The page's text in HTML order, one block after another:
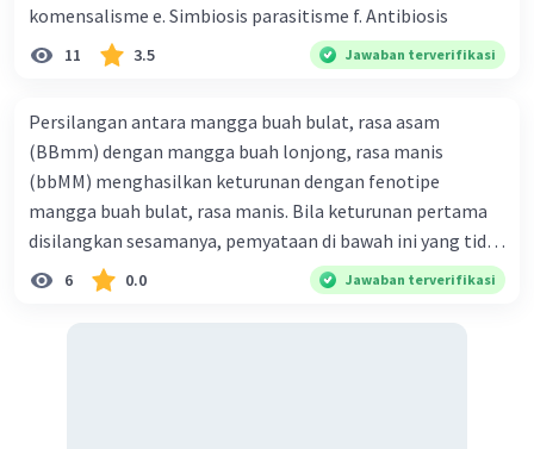
komensalisme e. Simbiosis parasitisme f. Antibiosis
11 3.5 Jawaban terverifikasi
Persilangan antara mangga buah bulat, rasa asam
(BBmm) dengan mangga buah lonjong, rasa manis
(bbMM) menghasilkan keturunan dengan fenotipe
mangga buah bulat, rasa manis. Bila keturunan pertama
disilangkan sesamanya, pemyataan di bawah ini yang tidak
benar mengenai keturunan yang dihasilkan dari
6 0.0 Jawaban terverifikasi